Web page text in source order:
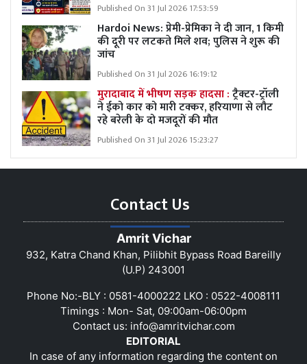
Published On 31 Jul 2026 17:53:59
Hardoi News: प्रेमी-प्रेमिका ने दी जान, 1 किमी
की दूरी पर लटकते मिले शव; पुलिस ने शुरू की
जांच
Published On 31 Jul 2026 16:19:12
मुरादाबाद में भीषण सड़क हादसा :ट्रैक्टर-ट्रॉली
ने ईको कार को मारी टक्कर, हरियाणा से लौट
रहे बरेली के दो मजदूरों की मौत
Published On 31 Jul 2026 15:23:27
Contact Us
Amrit Vichar
932, Katra Chand Khan, Pilibhit Bypass Road Bareilly
(U.P) 243001
Phone No:-BLY : 0581-4000222 LKO : 0522-4008111
Timings : Mon- Sat, 09:00am-06:00pm
Contact us: info@amritvichar.com
EDITORIAL
In case of any information regarding the content on